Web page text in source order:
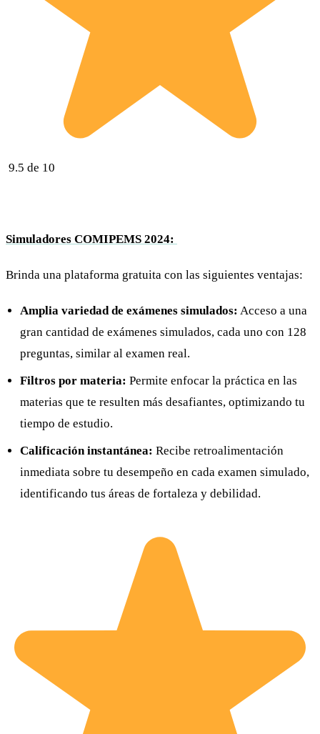
9.5 de 10
Simuladores COMIPEMS 2024:
Brinda una plataforma gratuita con las siguientes ventajas:
Amplia variedad de exámenes simulados: Acceso a una
gran cantidad de exámenes simulados, cada uno con 128
preguntas, similar al examen real.
Filtros por materia: Permite enfocar la práctica en las
materias que te resulten más desafiantes, optimizando tu
tiempo de estudio.
Calificación instantánea: Recibe retroalimentación
inmediata sobre tu desempeño en cada examen simulado,
identificando tus áreas de fortaleza y debilidad.